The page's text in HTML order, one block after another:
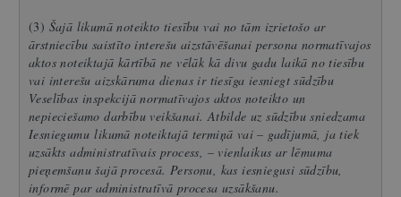
(3) Šajā likumā noteikto tiesību vai no tām izrietošo ar
ārstniecību saistīto interešu aizstāvēšanai persona normatīvajos
aktos noteiktajā kārtībā ne vēlāk kā divu gadu laikā no tiesību
vai interešu aizskāruma dienas ir tiesīga iesniegt sūdzību
Veselības inspekcijā normatīvajos aktos noteikto un
nepieciešamo darbību veikšanai. Atbilde uz sūdzību sniedzama
Iesniegumu likumā noteiktajā termiņā vai – gadījumā, ja tiek
uzsākts administratīvais process, – vienlaikus ar lēmuma
pieņemšanu šajā procesā. Personu, kas iesniegusi sūdzību,
informē par administratīvā procesa uzsākšanu.